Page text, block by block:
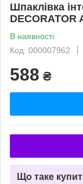
Шпаклівка
DECORATOR
В наявності
Код: 000007962
588 ₴
Що таке